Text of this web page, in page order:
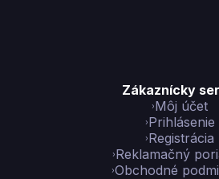
Zákaznícky
Môj účet
Prihlásenie
Registrácia
Reklamačný
Obchodné